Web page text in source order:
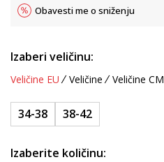
Obavesti me o sniženju
Izaberi veličinu:
Veličine EU Veličine Veličine CM
34-38 38-42
Izaberite količinu: